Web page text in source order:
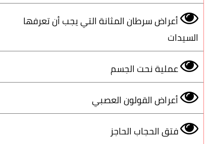
أعراض سرطان المثانة التي يجب أن تعرفها
السيدات
عملية نحت الجسم
أعراض القولون العصبي
فتق الحجاب الحاجز